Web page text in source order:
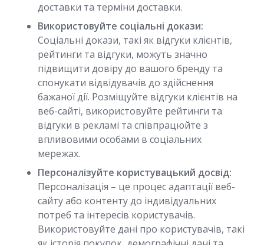
доставки та терміни доставки.
Використовуйте соціальні докази:
Соціальні докази, такі як відгуки клієнтів,
рейтинги та відгуки, можуть значно
підвищити довіру до вашого бренду та
спонукати відвідувачів до здійснення
бажаної дії. Розміщуйте відгуки клієнтів на
веб-сайті, використовуйте рейтинги та
відгуки в рекламі та співпрацюйте з
впливовими особами в соціальних
мережах.
Персоналізуйте користувацький досвід:
Персоналізація – це процес адаптації веб-
сайту або контенту до індивідуальних
потреб та інтересів користувачів.
Використовуйте дані про користувачів, такі